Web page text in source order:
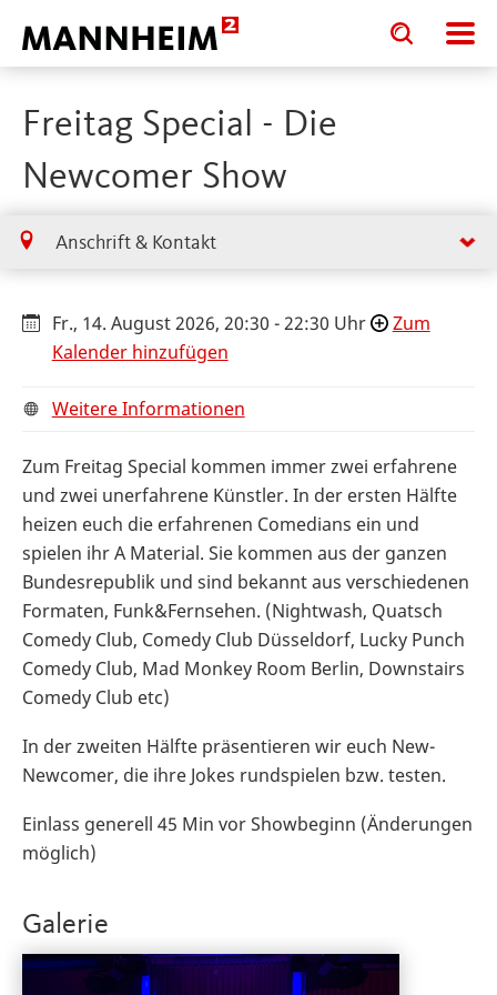
Toggle
search
input
Toggle
search
input
Freitag Special - Die
Newcomer Show
Anschrift & Kontakt
Fr., 14. August 2026, 20:30 - 22:30 Uhr
Zum
Kalender hinzufügen
Weitere Informationen
Zum Freitag Special kommen immer zwei erfahrene
und zwei unerfahrene Künstler. In der ersten Hälfte
heizen euch die erfahrenen Comedians ein und
spielen ihr A Material. Sie kommen aus der ganzen
Bundesrepublik und sind bekannt aus verschiedenen
Formaten, Funk&Fernsehen. (Nightwash, Quatsch
Comedy Club, Comedy Club Düsseldorf, Lucky Punch
Comedy Club, Mad Monkey Room Berlin, Downstairs
Comedy Club etc)
In der zweiten Hälfte präsentieren wir euch New-
Newcomer, die ihre Jokes rundspielen bzw. testen.
Einlass generell 45 Min vor Showbeginn (Änderungen
möglich)
Galerie